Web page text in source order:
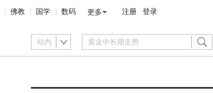
佛教 国学 数码 更多 注册 登录
站内